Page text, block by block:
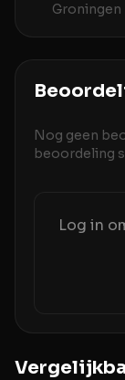
Groningen
Nog geen
beoordeling
Log in